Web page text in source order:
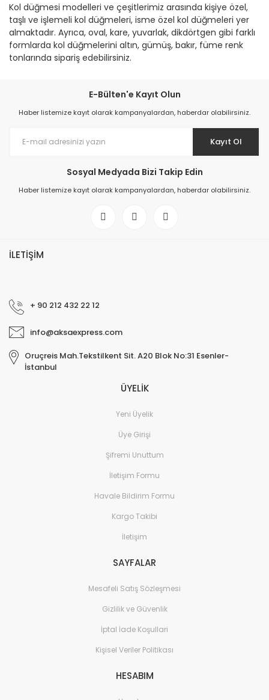
Kol düğmesi modelleri ve çeşitlerimiz arasında kişiye özel,
taşlı ve işlemeli kol düğmeleri, isme özel kol düğmeleri yer
almaktadır. Ayrıca, oval, kare, yuvarlak, dikdörtgen gibi farklı
formlarda kol düğmelerini altın, gümüş, bakır, füme renk
tonlarında sipariş edebilirsiniz.
E-Bülten'e Kayıt Olun
Haber listemize kayıt olarak kampanyalardan, haberdar olabilirsiniz.
Kayıt Ol
Sosyal Medyada Bizi Takip Edin
Haber listemize kayıt olarak kampanyalardan, haberdar olabilirsiniz.
İLETİŞİM
+ 90 212 432 22 12
info@aksaexpress.com
Oruçreis Mah.Tekstilkent Sit. A20 Blok No:31 Esenler-
İstanbul
ÜYELİK
Yeni Üyelik
Üye Girişi
Şifremi Unuttum
İletişim Formu
Havale Bildirim Formu
Kargo Takibi
İletişim
SAYFALAR
Mesafeli Satış Sözleşmesi
Gizlilik ve Güvenlik
İptal İade Koşullari
Kişisel Veriler Politikası
HESABIM